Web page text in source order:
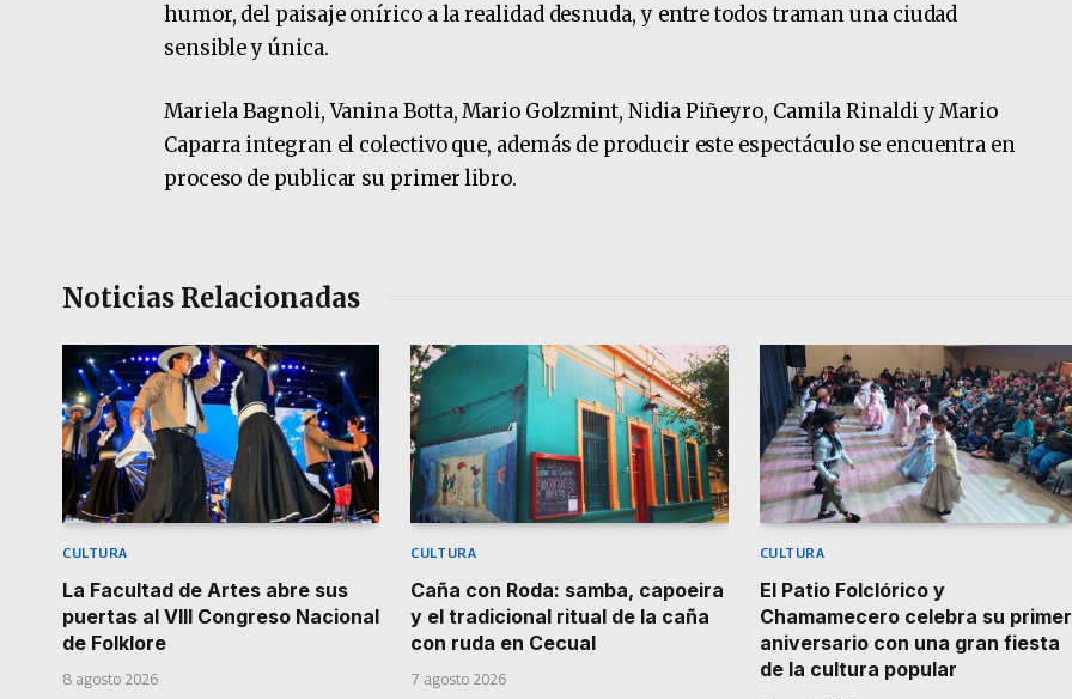
humor, del paisaje onírico a la realidad desnuda, y entre todos traman una ciudad
sensible y única.
Mariela Bagnoli, Vanina Botta, Mario Golzmint, Nidia Piñeyro, Camila Rinaldi y Mario
Caparra integran el colectivo que, además de producir este espectáculo se encuentra en
proceso de publicar su primer libro.
Noticias Relacionadas
CULTURA
La Facultad de Artes abre sus
puertas al VIII Congreso Nacional
de Folklore
8 agosto 2026
CULTURA
Caña con Roda: samba, capoeira
y el tradicional ritual de la caña
con ruda en Cecual
7 agosto 2026
CULTURA
El Patio Folclórico y
Chamamecero celebra su primer
aniversario con una gran fiesta
de la cultura popular